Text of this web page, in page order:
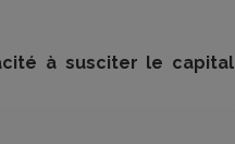
à susciter le capital